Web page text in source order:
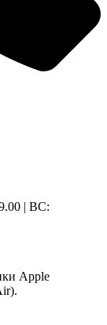
| ВС:
Apple